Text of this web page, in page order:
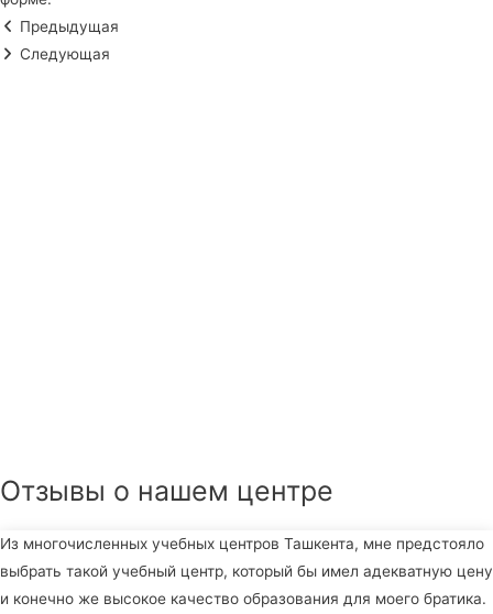
Предыдущая
Следующая
Отзывы о нашем центре
Из многочисленных учебных центров Ташкента, мне предстояло
выбрать такой учебный центр, который бы имел адекватную цену
и конечно же высокое качество образования для моего братика.